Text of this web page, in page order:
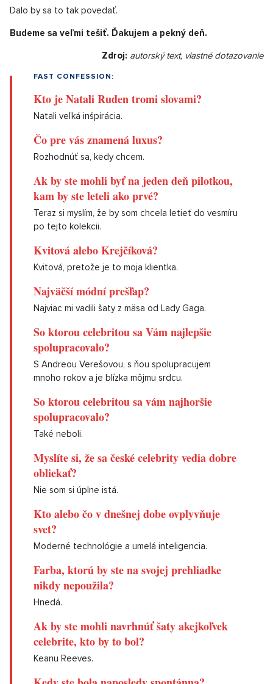
Dalo by sa to tak povedať.
Budeme sa veľmi tešiť. Ďakujem a pekný deň.
Zdroj: autorský text, vlastné dotazovanie
FAST CONFESSION:
Kto je Natali Ruden tromi slovami?
Natali veľká inšpirácia.
Čo pre vás znamená luxus?
Rozhodnúť sa, kedy chcem.
Ak by ste mohli byť na jeden deň pilotkou,
kam by ste leteli ako prvé?
Teraz si myslím, že by som chcela letieť do vesmíru
po tejto kolekcii.
Kvitová alebo Krejčíková?
Kvitová, pretože je to moja klientka.
Najväčší módní prešľap?
Najviac mi vadili šaty z mäsa od Lady Gaga.
So ktorou celebritou sa Vám najlepšie
spolupracovalo?
S Andreou Verešovou, s ňou spolupracujem
mnoho rokov a je blízka môjmu srdcu.
So ktorou celebritou sa vám najhoršie
spolupracovalo?
Také neboli.
Myslíte si, že sa české celebrity vedia dobre
obliekať?
Nie som si úplne istá.
Kto alebo čo v dnešnej dobe ovplyvňuje
svet?
Moderné technológie a umelá inteligencia.
Farba, ktorú by ste na svojej prehliadke
nikdy nepoužila?
Hnedá.
Ak by ste mohli navrhnúť šaty akejkoľvek
celebrite, kto by to bol?
Keanu Reeves.